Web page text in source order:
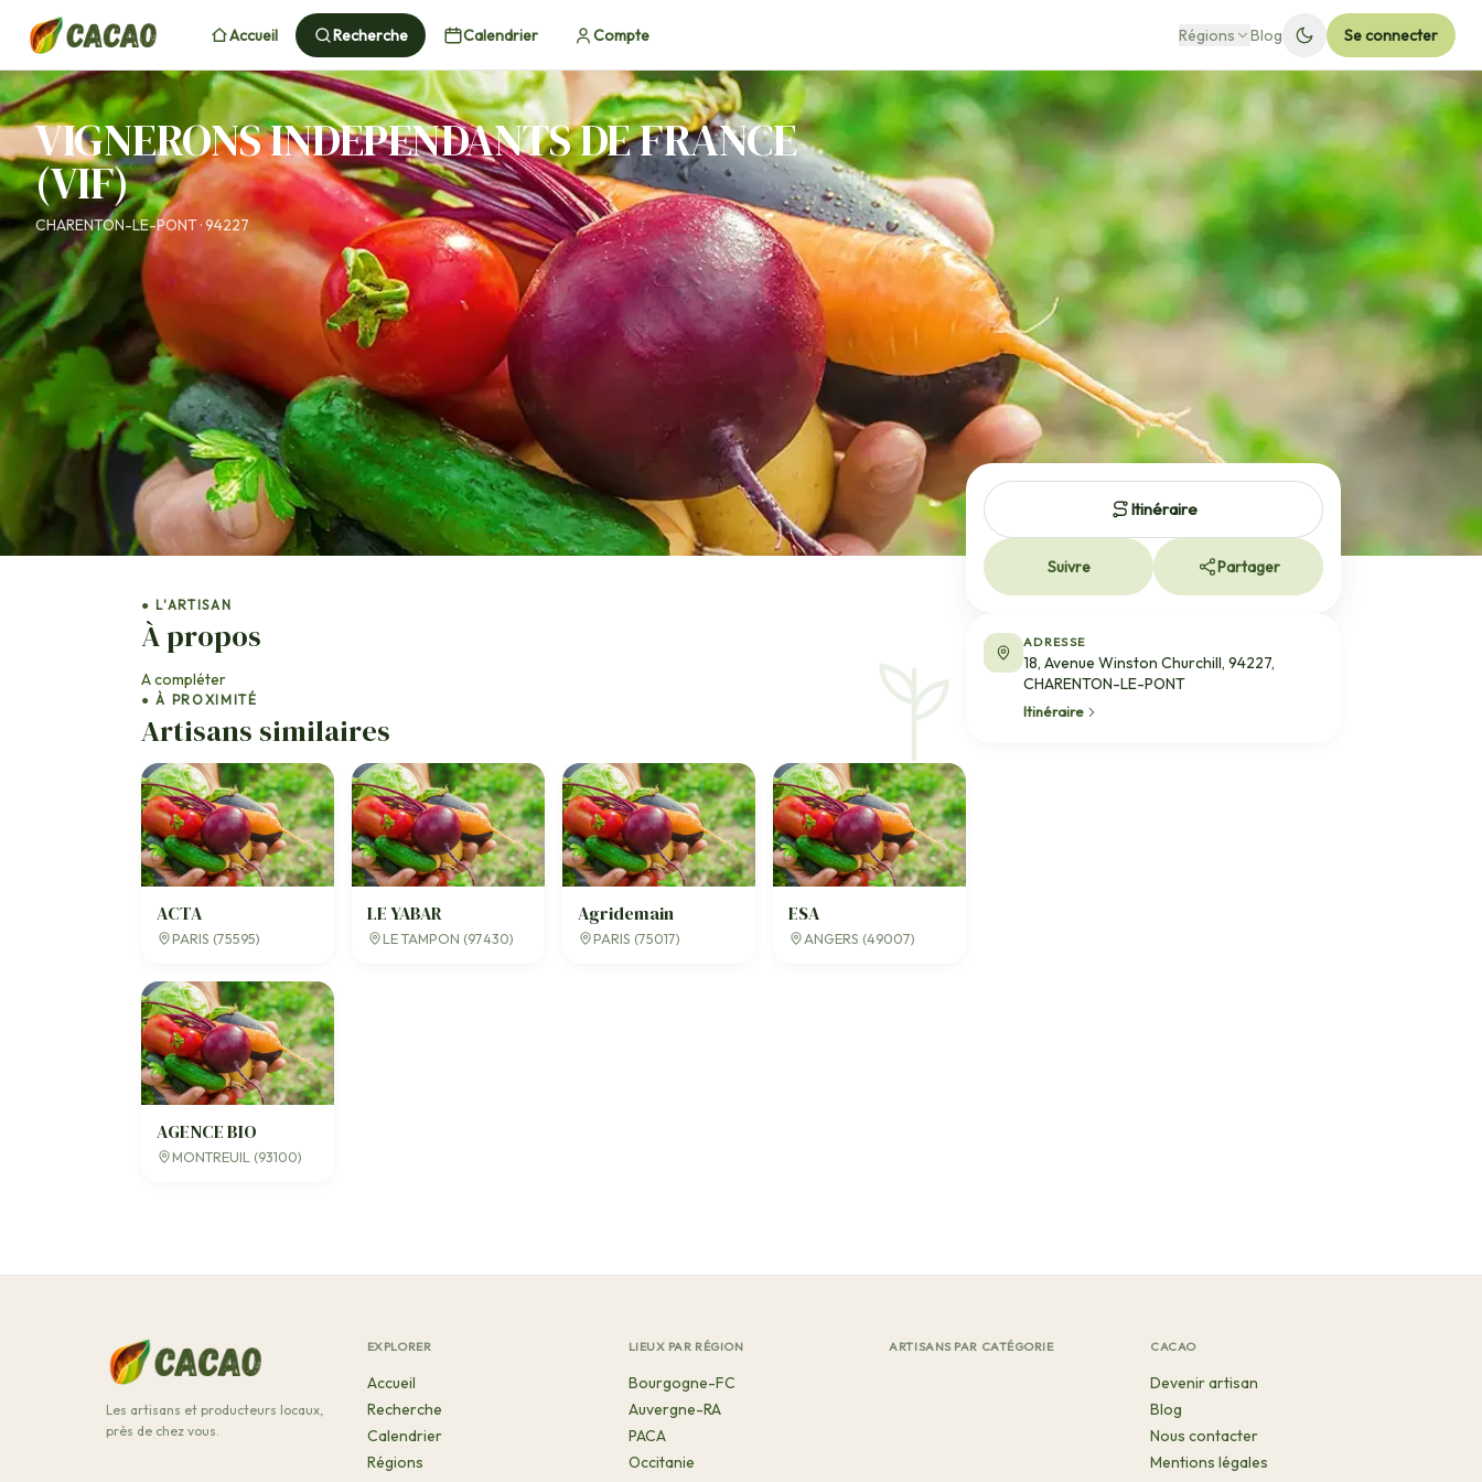
Accueil Recherche Calendrier Compte Régions Blog Se connecter
VIGNERONS INDEPENDANTS DE FRANCE
(VIF)
CHARENTON-LE-PONT · 94227
● L'ARTISAN
À propos
A compléter
● À PROXIMITÉ
Artisans similaires
ACTA
PARIS (75595)
LE YABAR
LE TAMPON (97430)
Agridemain
PARIS (75017)
ESA
ANGERS (49007)
AGENCE BIO
MONTREUIL (93100)
Itinéraire
Suivre Partager
ADRESSE
18, Avenue Winston Churchill, 94227,
CHARENTON-LE-PONT
Itinéraire
Les artisans et producteurs locaux,
près de chez vous.
EXPLORER
Accueil
Recherche
Calendrier
Régions
LIEUX PAR RÉGION
Bourgogne-FC
Auvergne-RA
PACA
Occitanie
ARTISANS PAR CATÉGORIE CACAO
Devenir artisan
Blog
Nous contacter
Mentions légales